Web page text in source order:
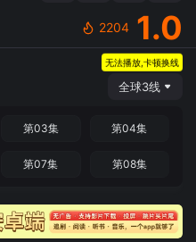
2204 1.0
无法播放,卡顿换线
全球3线
第03集 第04集
第07集 第08集